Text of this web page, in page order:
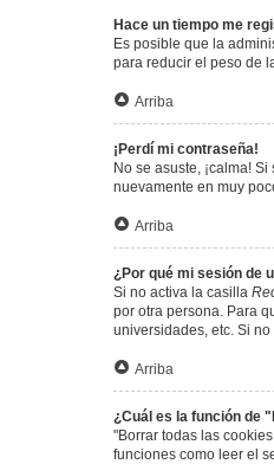
Hace un tiempo me
Es posible que la
para reducir el peso de
Arriba
¡Perdí mi contraseña!
No se asuste, ¡calma!
nuevamente en muy
Arriba
¿Por qué mi sesión de
Si no activa la casilla
por otra persona. Para
universidades, etc. Si
Arriba
¿Cuál es la función de
"Borrar todas las
funciones como leer el